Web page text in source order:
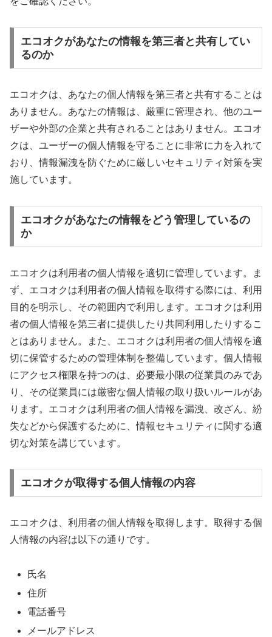
エコオクがあなたの情報を第三者と共有してい
るのか
エコオクは、あなたの個人情報を第三者と共有することは
ありません。あなたの情報は、厳重に管理され、他のユー
ザーや外部の企業と共有されることはありません。エコオ
クは、ユーザーの個人情報を守ることに非常に力を入れて
おり、情報漏洩を防ぐために厳しいセキュリティ対策を実
施しています。
エコオクがあなたの情報をどう管理しているの
か
エコオクは利用者の個人情報を適切に管理しています。ま
ず、エコオクは利用者の個人情報を取得する際には、利用
目的を明示し、その範囲内で利用します。エコオクは利用
者の個人情報を第三者に提供したり共同利用したりするこ
とはありません。また、エコオクは利用者の個人情報を適
切に保管するための管理体制を整備しています。個人情報
にアクセス権限を持つのは、必要最小限の従業員のみであ
り、その従業員には厳密な個人情報の取り扱いルールがあ
ります。エコオクは利用者の個人情報を漏洩、改ざん、紛
失などから保護するために、情報セキュリティに関する適
切な対策を講じています。
エコオクが取得する個人情報の内容
エコオクは、利用者の個人情報を取得します。取得する個
人情報の内容は以下の通りです。
氏名
住所
電話番号
メールアドレス